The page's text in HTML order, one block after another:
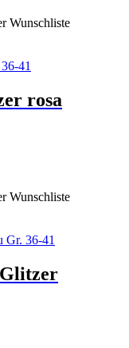
Wunschliste
rosa
Wunschliste